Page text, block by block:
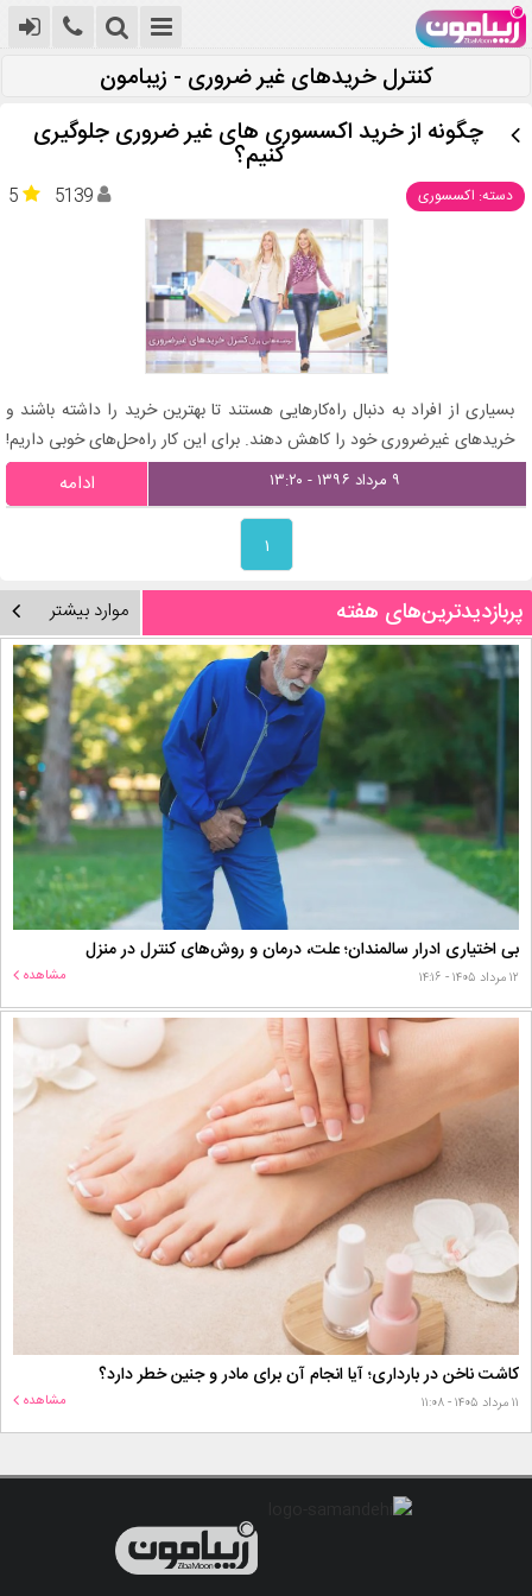
کنترل خریدهای غیر ضروری - زیبامون
چگونه از خرید اکسسوری های غیر ضروری جلوگیری
کنیم؟
دسته: اکسسوری 5 5139
بسیاری از افراد به دنبال راه‌کارهایی هستند تا بهترین خرید را داشته باشند و
خریدهای غیرضروری خود را کاهش دهند. برای این کار راه‌حل‌های خوبی داریم!
۹ مرداد ۱۳۹۶ - ۱۳:۲۰ ادامه
۱
پربازدیدترین‌های هفته موارد بیشتر
بی اختیاری ادرار سالمندان؛ علت، درمان و روش‌های کنترل در منزل
۱۲ مرداد ۱۴۰۵ - ۱۴:۱۶ مشاهده
کاشت ناخن در بارداری؛ آیا انجام آن برای مادر و جنین خطر دارد؟
۱۱ مرداد ۱۴۰۵ - ۱۱:۰۸ مشاهده